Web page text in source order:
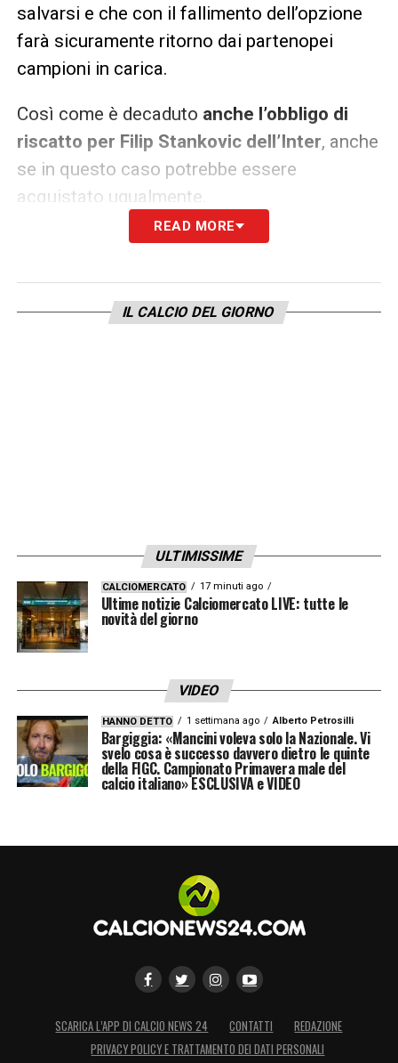
salvarsi e che con il fallimento dell’opzione
farà sicuramente ritorno dai partenopei
campioni in carica.
Così come è decaduto anche l’obbligo di
riscatto per Filip Stankovic dell’Inter, anche
se in questo caso potrebbe essere
acquistato ugualmente.
READ MORE
IL CALCIO DEL GIORNO
ULTIMISSIME
CALCIOMERCATO 17 minuti ago
Ultime notizie Calciomercato LIVE: tutte le
novità del giorno
VIDEO
HANNO DETTO 1 settimana ago Alberto Petrosilli
Bargiggia: «Mancini voleva solo la Nazionale. Vi
svelo cosa è successo davvero dietro le quinte
della FIGC. Campionato Primavera male del
calcio italiano» ESCLUSIVA e VIDEO
SCARICA L’APP DI CALCIO NEWS 24 CONTATTI
REDAZIONE
PRIVACY POLICY E TRATTAMENTO DEI DATI PERSONALI